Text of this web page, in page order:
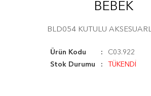
BEBEK
BLD054 KUTULU
Ürün Kodu
C03.922
Stok Durumu
TÜKENDİ